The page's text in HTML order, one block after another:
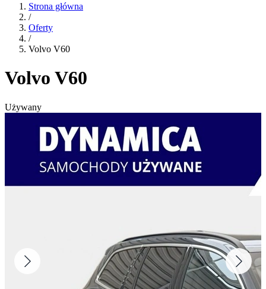
Strona główna
/
Oferty
/
Volvo V60
Volvo V60
Używany